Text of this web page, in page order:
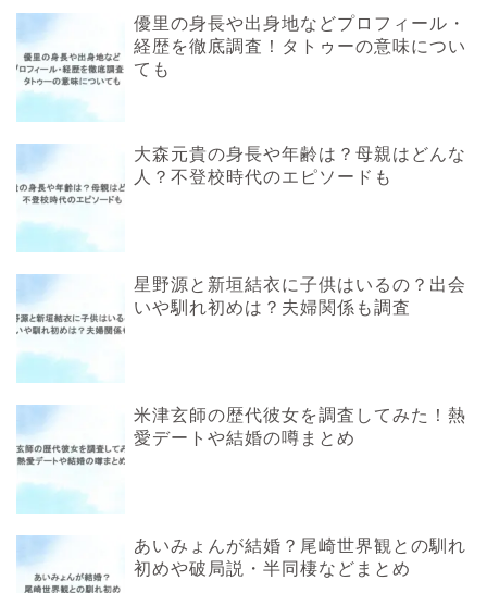
優里の身長や出身地などプロフィール・
経歴を徹底調査！タトゥーの意味につい
ても
大森元貴の身長や年齢は？母親はどんな
人？不登校時代のエピソードも
星野源と新垣結衣に子供はいるの？出会
いや馴れ初めは？夫婦関係も調査
米津玄師の歴代彼女を調査してみた！熱
愛デートや結婚の噂まとめ
あいみょんが結婚？尾崎世界観との馴れ
初めや破局説・半同棲などまとめ